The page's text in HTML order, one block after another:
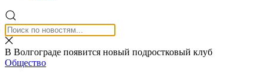
В Волгограде появится новый подростковый клуб
Общество